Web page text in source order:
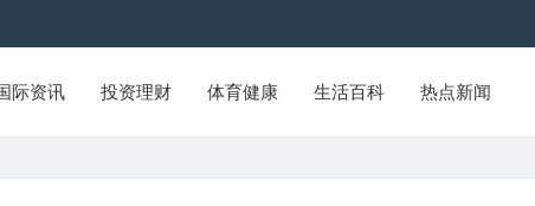
际资讯 投资理财 体育健康 生活百科 热点新闻